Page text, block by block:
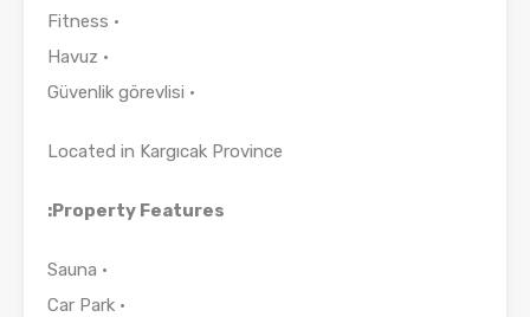
• Fitness
• Havuz
• Güvenlik görevlisi
Located in Kargıcak Province
Property Features:
• Sauna
• Car Park